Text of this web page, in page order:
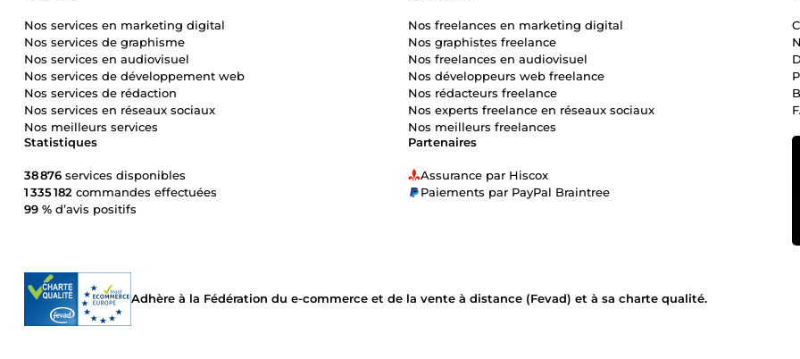
Partenaires
Assurance par Hiscox
Paiements par PayPal Braintree
Statistiques
38 876 services disponibles
1 335 182 commandes effectuées
99 % d’avis positifs
Nos services en marketing digital
Nos services de graphisme
Nos services en audiovisuel
Nos services de développement web
Nos services de rédaction
Nos services en réseaux sociaux
Nos meilleurs services
Nos freelances en marketing digital
Nos graphistes freelance
Nos freelances en audiovisuel
Nos développeurs web freelance
Nos rédacteurs freelance
Nos experts freelance en réseaux sociaux
Nos meilleurs freelances
Adhère à la Fédération du e-commerce et de la vente à distance (Fevad) et à sa charte qualité.